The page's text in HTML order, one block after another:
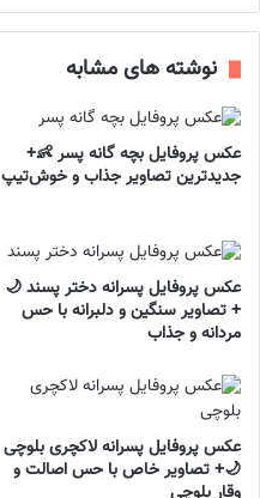
نوشته های مشابه
عکس پروفایل بچه گانه پسر 👶+
جدیدترین تصاویر جذاب و خوش‌تیپ
عکس پروفایل پسرانه دختر پسند 🌙
+ تصاویر سنگین و دلبرانه با حس
مردانه و جذاب
عکس پروفایل پسرانه لاکچری بلوچی
🌙+ تصاویر خاص با حس اصالت و
وقار بلوچی